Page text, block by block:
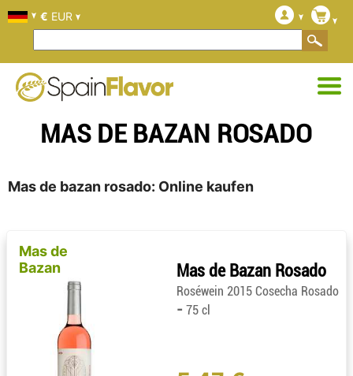
MAS DE BAZAN ROSADO
Mas de bazan rosado: Online kaufen
Mas de
Bazan
Mas de Bazan Rosado
Roséwein 2015 Cosecha Rosado
- 75 cl
€ EUR